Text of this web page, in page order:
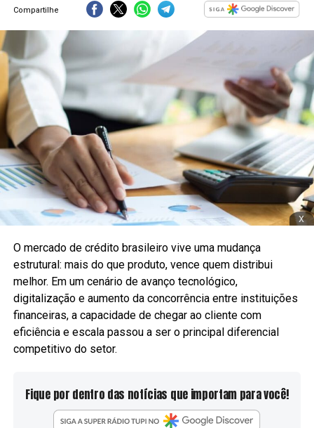
Compartilhe
x
O mercado de crédito brasileiro vive uma mudança
estrutural: mais do que produto, vence quem distribui
melhor. Em um cenário de avanço tecnológico,
digitalização e aumento da concorrência entre instituições
financeiras, a capacidade de chegar ao cliente com
eficiência e escala passou a ser o principal diferencial
competitivo do setor.
Fique por dentro das notícias que importam para você!